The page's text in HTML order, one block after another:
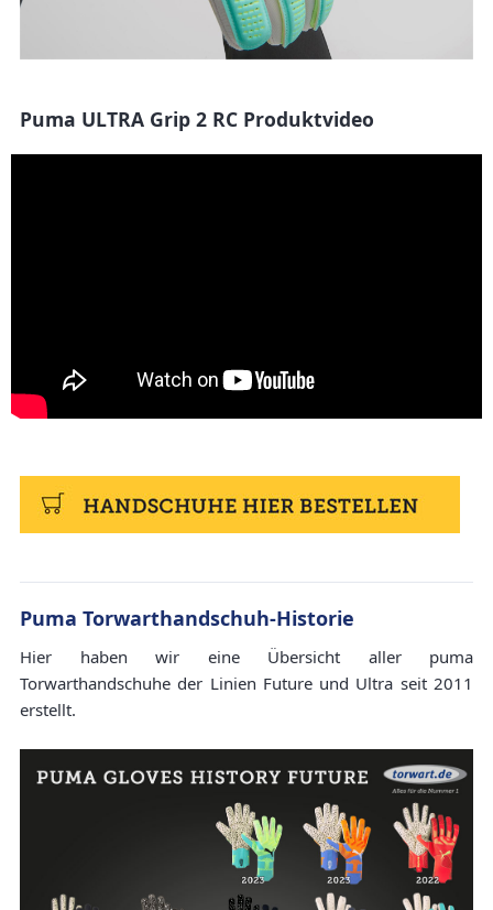
Puma ULTRA Grip 2 RC Produktvideo
Puma Torwarthandschuh-Historie
Hier haben wir eine Übersicht aller puma
Torwarthandschuhe der Linien Future und Ultra seit 2011
erstellt.